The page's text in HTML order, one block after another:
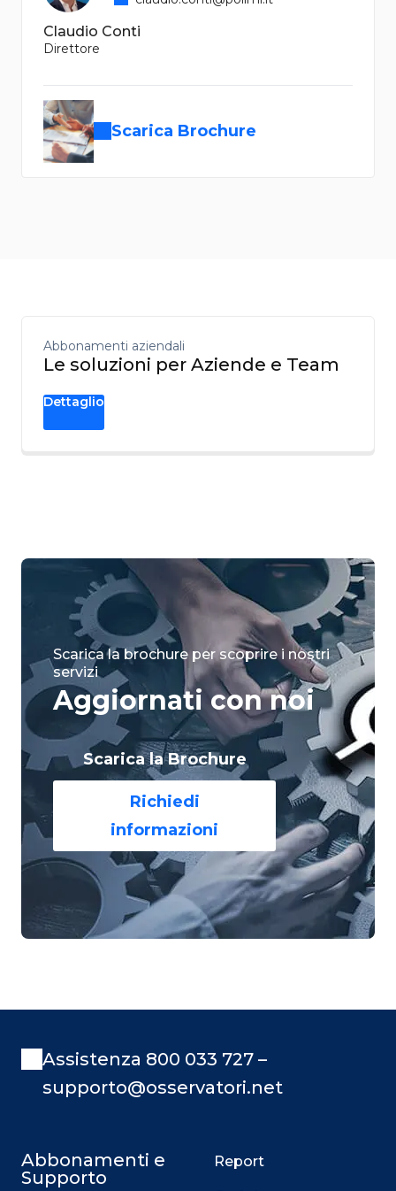
Claudio Conti
Direttore
Scarica Brochure
Abbonamenti aziendali
Le soluzioni per Aziende e Team
Dettaglio
Scarica la brochure per scoprire i nostri
servizi
Aggiornati con noi
Scarica la Brochure
Richiedi
informazioni
Assistenza 800 033 727 –
supporto@osservatori.net
Abbonamenti e
Supporto
Report